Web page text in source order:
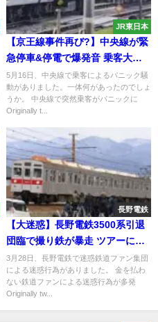
JR東日本
【京王線事件再び?】中央線が緊
急停車&停電で爆発音 乗客大パ
ニック ｢火事だ｣｢刺される｣ ドア
を開け線路に逃走 一体何があっ
たのか
5月16日、中央線で乗客によるパニック騒
動がありました。一体何があったのでしょ
うか。 中央線で突然乗客がパニックに
Originally t...
長野電鉄
【大迷惑】長野電鉄3500系引退
団臨で撮り鉄が暴走 ツアーには
金を払わず沿線で迷惑駐車・脚
立で道路を封鎖
3月28日、長野電鉄で迷惑鉄道ファン集団
による迷惑行為がありました。 金を払わ
ない鉄道ファンによる迷惑行為が多発
Originally tw...